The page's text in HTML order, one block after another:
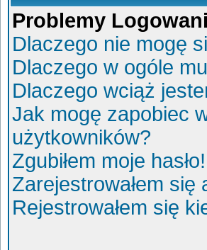
Problemy
Dlaczego nie mogę
Dlaczego w ogóle
Dlaczego wciąż
Jak mogę zapobiec
użytkowników?
Zgubiłem moje hasło!
Zarejestrowałem
Rejestrowałem się